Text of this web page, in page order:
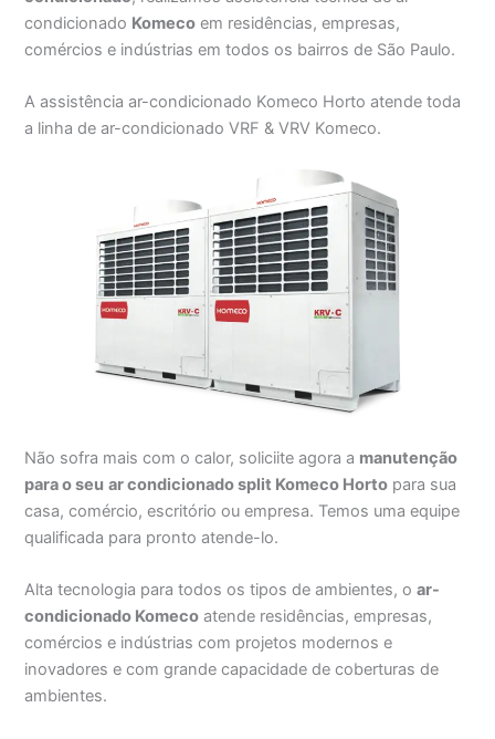
condicionado Komeco em residências, empresas,
comércios e indústrias em todos os bairros de São Paulo.
A assistência ar-condicionado Komeco Horto atende toda
a linha de ar-condicionado VRF & VRV Komeco.
Não sofra mais com o calor, soliciite agora a manutenção
para o seu ar condicionado split Komeco Horto para sua
casa, comércio, escritório ou empresa. Temos uma equipe
qualificada para pronto atende-lo.
Alta tecnologia para todos os tipos de ambientes, oar-
condicionado Komeco atende residências, empresas,
comércios e indústrias com projetos modernos e
inovadores e com grande capacidade de coberturas de
ambientes.